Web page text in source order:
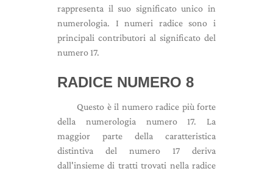
rappresenta il suo significato unico in
numerologia. I numeri radice sono i
principali contributori al significato del
numero 17.
RADICE NUMERO 8
Questo è il numero radice più forte
della numerologia numero 17. La
maggior parte della caratteristica
distintiva del numero 17 deriva
dall'insieme di tratti trovati nella radice